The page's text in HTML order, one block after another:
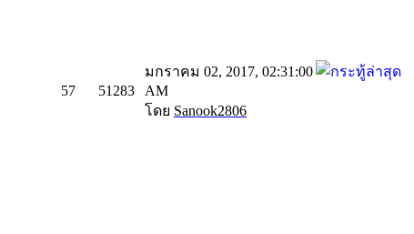
57 51283
มกราคม 02, 2017, 02:31:00
AM
โดย Sanook2806